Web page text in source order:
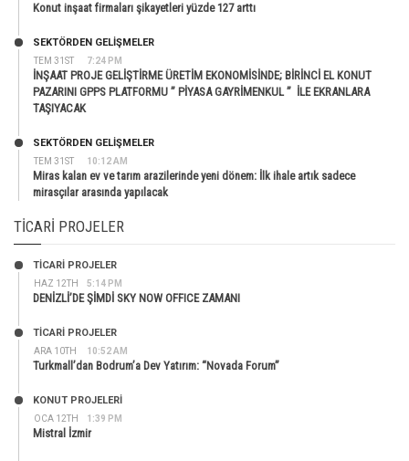
Konut inşaat firmaları şikayetleri yüzde 127 arttı
TEM 31ST 7:24 PM
SEKTÖRDEN GELIŞMELER
İNŞAAT PROJE GELİŞTİRME ÜRETİM EKONOMİSİNDE; BİRİNCİ EL KONUT
PAZARINI GPPS PLATFORMU ” PİYASA GAYRİMENKUL ” İLE EKRANLARA
TAŞIYACAK
TEM 31ST 10:12 AM
SEKTÖRDEN GELIŞMELER
Miras kalan ev ve tarım arazilerinde yeni dönem: İlk ihale artık sadece
mirasçılar arasında yapılacak
TICARI PROJELER
HAZ 12TH 5:14 PM
TİCARİ PROJELER
DENİZLİ’DE ŞİMDİ SKY NOW OFFICE ZAMANI
ARA 10TH 10:52 AM
TİCARİ PROJELER
Turkmall’dan Bodrum’a Dev Yatırım: “Novada Forum”
OCA 12TH 1:39 PM
KONUT PROJELERI
Mistral İzmir